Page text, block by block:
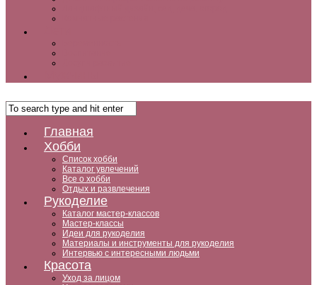
Главная
Хобби
Список хобби
Каталог увлечений
Все о хобби
Отдых и развлечения
Рукоделие
Каталог мастер-классов
Мастер-классы
Идеи для рукоделия
Материалы и инструменты для рукоделия
Интервью с интересными людьми
Красота
Уход за лицом